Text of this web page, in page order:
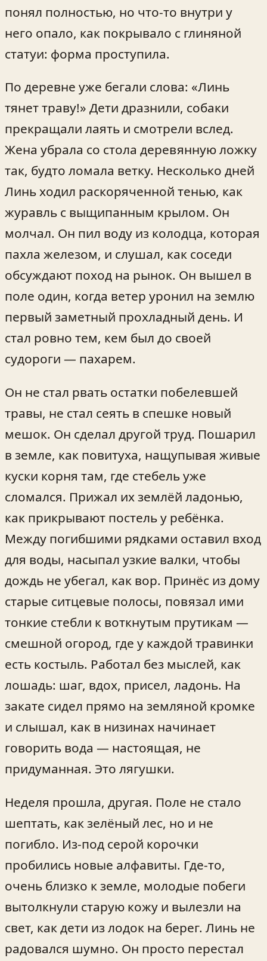
понял полностью, но что‑то внутри у
него опало, как покрывало с глиняной
статуи: форма проступила.
По деревне уже бегали слова: «Линь
тянет траву!» Дети дразнили, собаки
прекращали лаять и смотрели вслед.
Жена убрала со стола деревянную ложку
так, будто ломала ветку. Несколько дней
Линь ходил раскоряченной тенью, как
журавль с выщипанным крылом. Он
молчал. Он пил воду из колодца, которая
пахла железом, и слушал, как соседи
обсуждают поход на рынок. Он вышел в
поле один, когда ветер уронил на землю
первый заметный прохладный день. И
стал ровно тем, кем был до своей
судороги — пахарем.
Он не стал рвать остатки побелевшей
травы, не стал сеять в спешке новый
мешок. Он сделал другой труд. Пошарил
в земле, как повитуха, нащупывая живые
куски корня там, где стебель уже
сломался. Прижал их землёй ладонью,
как прикрывают постель у ребёнка.
Между погибшими рядками оставил вход
для воды, насыпал узкие валки, чтобы
дождь не убегал, как вор. Принёс из дому
старые ситцевые полосы, повязал ими
тонкие стебли к воткнутым прутикам —
смешной огород, где у каждой травинки
есть костыль. Работал без мыслей, как
лошадь: шаг, вдох, присел, ладонь. На
закате сидел прямо на земляной кромке
и слышал, как в низинах начинает
говорить вода — настоящая, не
придуманная. Это лягушки.
Неделя прошла, другая. Поле не стало
шептать, как зелёный лес, но и не
погибло. Из‑под серой корочки
пробились новые алфавиты. Где‑то,
очень близко к земле, молодые побеги
вытолкнули старую кожу и вылезли на
свет, как дети из лодок на берег. Линь не
радовался шумно. Он просто перестал